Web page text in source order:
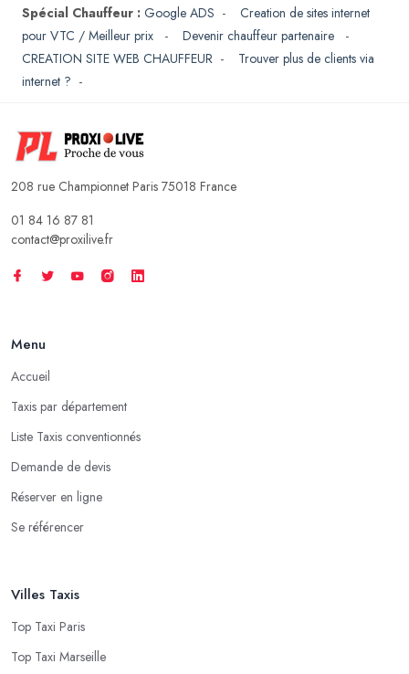
Spécial Chauffeur : Google ADS - Creation de sites internet
pour VTC / Meilleur prix
- Devenir chauffeur partenaire
-
CREATION SITE WEB CHAUFFEUR - Trouver plus de clients via
internet ? -
208 rue Championnet Paris 75018 France
01 84 16 87 81
contact@proxilive.fr
Menu
Accueil
Taxis par département
Liste Taxis conventionnés
Demande de devis
Réserver en ligne
Se référencer
Villes Taxis
Top Taxi Paris
Top Taxi Marseille